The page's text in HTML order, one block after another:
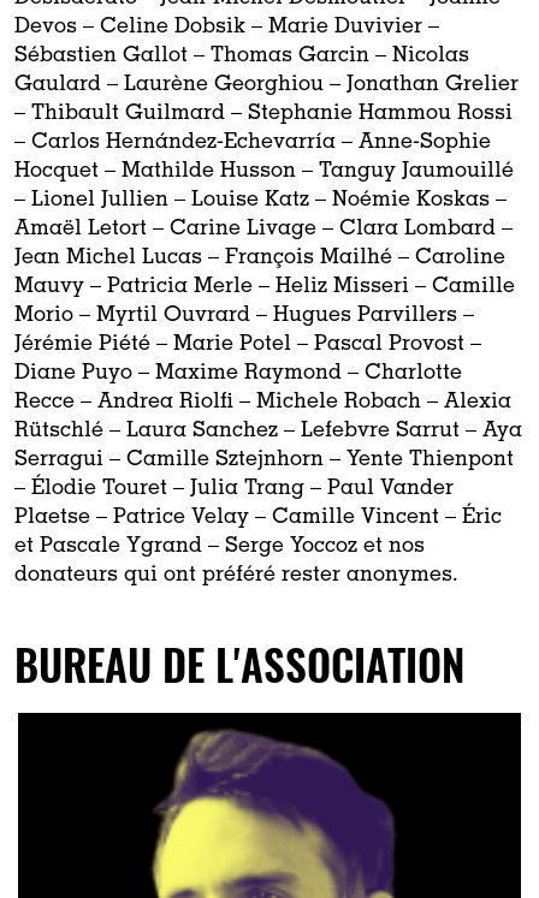
Devos – Celine Dobsik – Marie Duvivier –
Sébastien Gallot – Thomas Garcin – Nicolas
Gaulard – Laurène Georghiou – Jonathan Grelier
– Thibault Guilmard – Stephanie Hammou Rossi
– Carlos Hernández-Echevarría – Anne-Sophie
Hocquet – Mathilde Husson – Tanguy Jaumouillé
– Lionel Jullien – Louise Katz – Noémie Koskas –
Amaël Letort – Carine Livage – Clara Lombard –
Jean Michel Lucas – François Mailhé – Caroline
Mauvy – Patricia Merle – Heliz Misseri – Camille
Morio – Myrtil Ouvrard – Hugues Parvillers –
Jérémie Piété – Marie Potel – Pascal Provost –
Diane Puyo – Maxime Raymond – Charlotte
Recce – Andrea Riolfi – Michele Robach – Alexia
Rütschlé – Laura Sanchez – Lefebvre Sarrut – Aya
Serragui – Camille Sztejnhorn – Yente Thienpont
– Élodie Touret – Julia Trang – Paul Vander
Plaetse – Patrice Velay – Camille Vincent – Éric
et Pascale Ygrand – Serge Yoccoz et nos
donateurs qui ont préféré rester anonymes.
BUREAU DE L'ASSOCIATION